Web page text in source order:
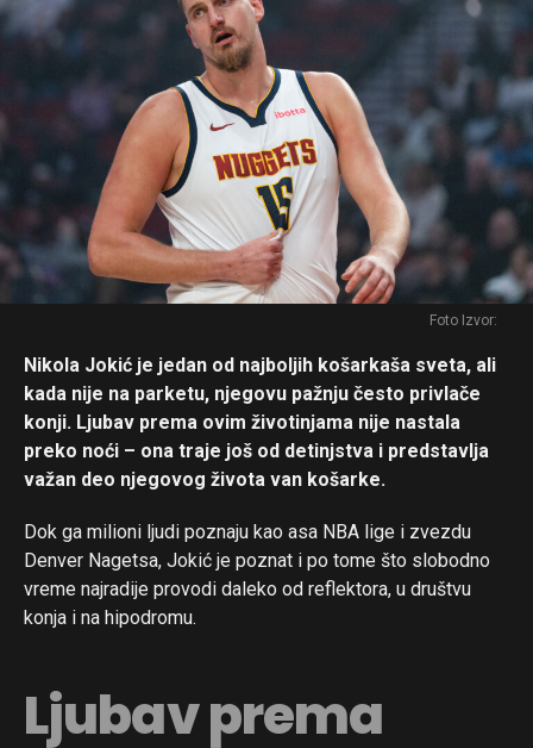
Foto Izvor:
Nikola Jokić je jedan od najboljih košarkaša sveta, ali
kada nije na parketu, njegovu pažnju često privlače
konji. Ljubav prema ovim životinjama nije nastala
preko noći – ona traje još od detinjstva i predstavlja
važan deo njegovog života van košarke.
Dok ga milioni ljudi poznaju kao asa NBA lige i zvezdu
Denver Nagetsa, Jokić je poznat i po tome što slobodno
vreme najradije provodi daleko od reflektora, u društvu
konja i na hipodromu.
Ljubav prema